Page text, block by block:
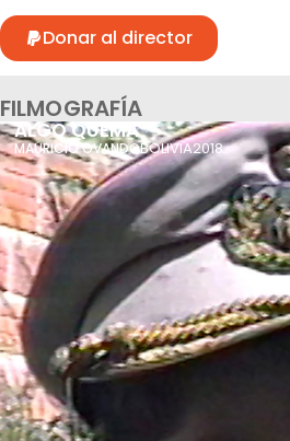
Donar al director
FILMOGRAFÍA
ALGO QUEMA
MAURICIO OVANDOBOLIVIA2018